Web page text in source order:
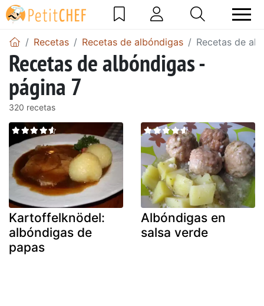
Recetas Recetas de albóndigas Recetas de
Recetas de albóndigas -
página 7
320 recetas
Kartoffelknödel:
albóndigas de
papas
Albóndigas en
salsa verde